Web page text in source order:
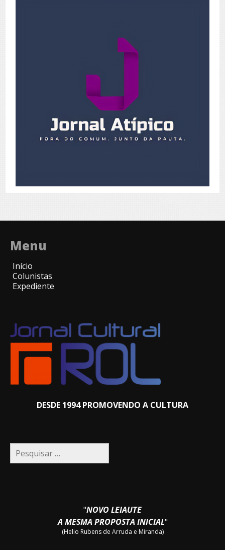
Menu
Início
Colunistas
Expediente
DESDE 1994 PROMOVENDO A CULTURA
Pesquisar
por:
"NOVO LEIAUTE
A MESMA PROPOSTA INICIAL"
(Helio Rubens de Arruda e Miranda)